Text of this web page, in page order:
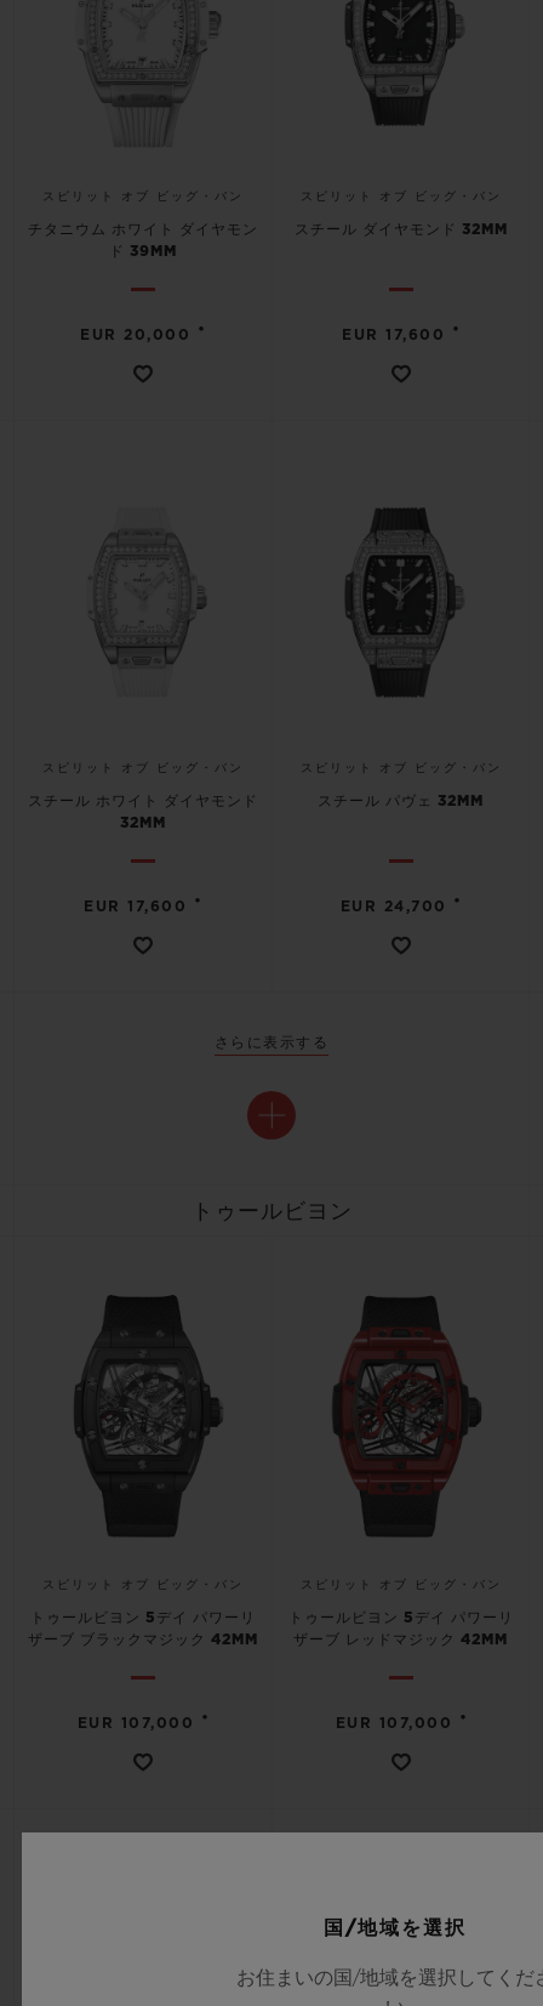
スピリット オブ ビッグ・バン
チタニウム ホワイト ダイヤモン
ド 39MM
EUR 20,000 •
スピリット オブ ビッグ・バン
スチール ダイヤモンド 32MM
EUR 17,600 •
スピリット オブ ビッグ・バン
スチール ホワイト ダイヤモンド
32MM
EUR 17,600 •
スピリット オブ ビッグ・バン
スチール パヴェ 32MM
EUR 24,700 •
さらに表示する
トゥールビヨン
スピリット オブ ビッグ・バン
トゥールビヨン 5デイ パワーリ
ザーブ ブラックマジック 42MM
EUR 107,000 •
スピリット オブ ビッグ・バン
トゥールビヨン 5デイ パワーリ
ザーブ レッドマジック 42MM
EUR 107,000 •
国/地域を選択
お住まいの国/地域を選択してくだ